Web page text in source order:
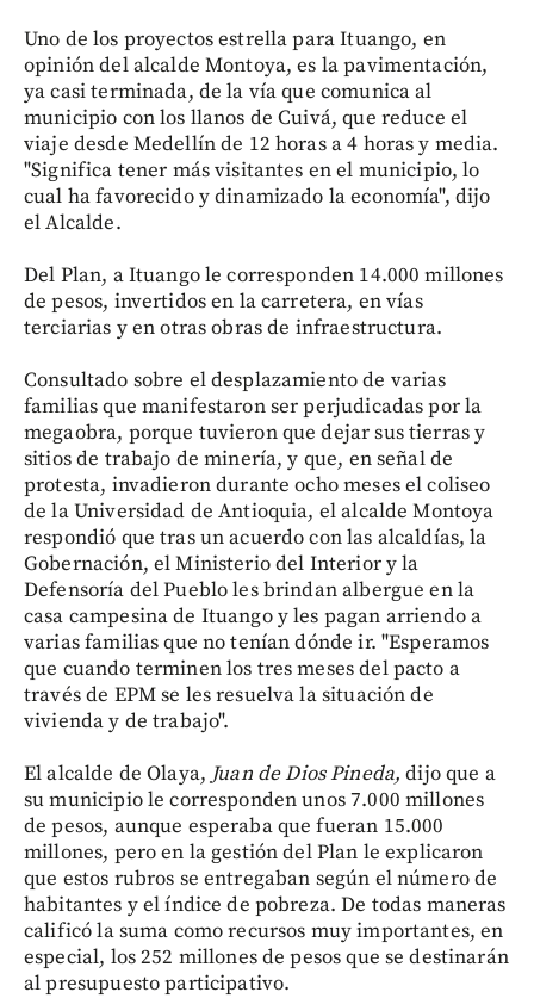
Uno de los proyectos estrella para Ituango, en
opinión del alcalde Montoya, es la pavimentación,
ya casi terminada, de la vía que comunica al
municipio con los llanos de Cuivá, que reduce el
viaje desde Medellín de 12 horas a 4 horas y media.
"Significa tener más visitantes en el municipio, lo
cual ha favorecido y dinamizado la economía", dijo
el Alcalde.
Del Plan, a Ituango le corresponden 14.000 millones
de pesos, invertidos en la carretera, en vías
terciarias y en otras obras de infraestructura.
Consultado sobre el desplazamiento de varias
familias que manifestaron ser perjudicadas por la
megaobra, porque tuvieron que dejar sus tierras y
sitios de trabajo de minería, y que, en señal de
protesta, invadieron durante ocho meses el coliseo
de la Universidad de Antioquia, el alcalde Montoya
respondió que tras un acuerdo con las alcaldías, la
Gobernación, el Ministerio del Interior y la
Defensoría del Pueblo les brindan albergue en la
casa campesina de Ituango y les pagan arriendo a
varias familias que no tenían dónde ir. "Esperamos
que cuando terminen los tres meses del pacto a
través de EPM se les resuelva la situación de
vivienda y de trabajo".
El alcalde de Olaya, Juan de Dios Pineda, dijo que a
su municipio le corresponden unos 7.000 millones
de pesos, aunque esperaba que fueran 15.000
millones, pero en la gestión del Plan le explicaron
que estos rubros se entregaban según el número de
habitantes y el índice de pobreza. De todas maneras
calificó la suma como recursos muy importantes, en
especial, los 252 millones de pesos que se destinarán
al presupuesto participativo.